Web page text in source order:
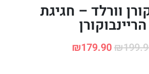
וורלד – חגיגת
הריינבוקורן
₪
₪179.90